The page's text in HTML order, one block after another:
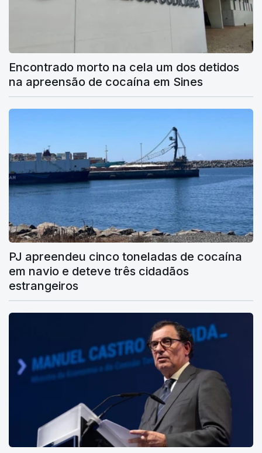
Encontrado morto na cela um dos detidos
na apreensão de cocaína em Sines
PJ apreendeu cinco toneladas de cocaína
em navio e deteve três cidadãos
estrangeiros